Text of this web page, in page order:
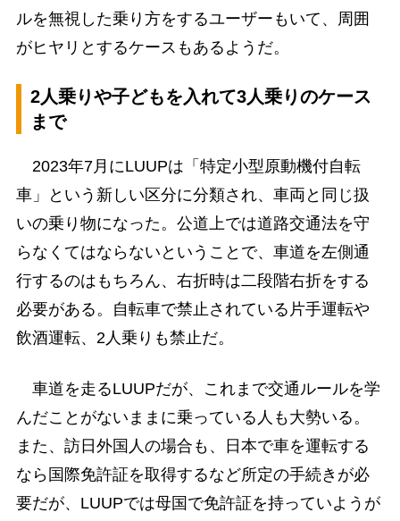
ルを無視した乗り方をするユーザーもいて、周囲
がヒヤリとするケースもあるようだ。
2人乗りや子どもを入れて3人乗りのケース
まで
2023年7月にLUUPは「特定小型原動機付自転
車」という新しい区分に分類され、車両と同じ扱
いの乗り物になった。公道上では道路交通法を守
らなくてはならないということで、車道を左側通
行するのはもちろん、右折時は二段階右折をする
必要がある。自転車で禁止されている片手運転や
飲酒運転、2人乗りも禁止だ。
車道を走るLUUPだが、これまで交通ルールを学
んだことがないままに乗っている人も大勢いる。
また、訪日外国人の場合も、日本で車を運転する
なら国際免許証を取得するなど所定の手続きが必
要だが、LUUPでは母国で免許証を持っていようが